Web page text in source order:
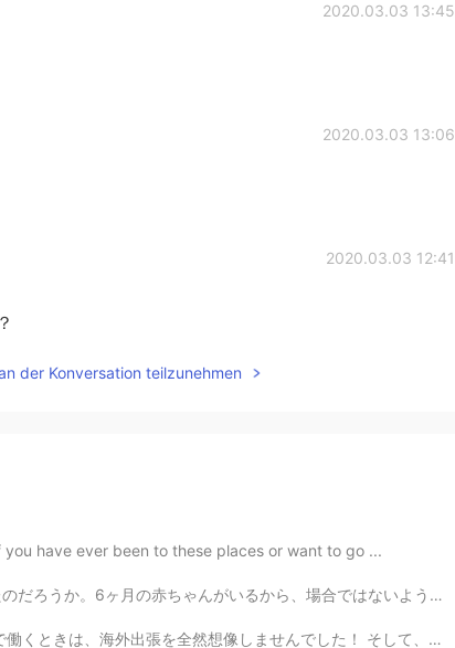
2020.03.03 13:45
2020.03.03 13:06
2020.03.03 12:41
der Konversation teilzunehmen
have ever been to these places or want to go ...
ゃんがいるから、場合ではないように祈る。 My sister has had a fever for several day...
！ そして、日本で仕事をやって、上司からの頼みをもらって、三週間の出張をしています。 それはいい経験で、...